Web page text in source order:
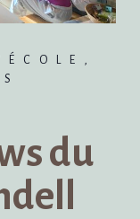
,
du